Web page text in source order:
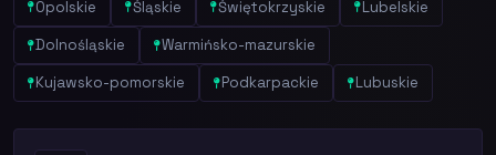
Opolskie Śląskie Świętokrzyskie Lubelskie
Dolnośląskie Warmińsko-mazurskie
Kujawsko-pomorskie Podkarpackie Lubuskie